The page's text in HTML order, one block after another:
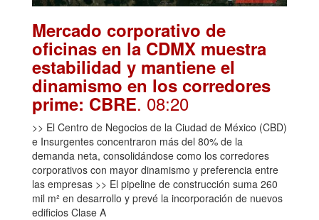
Mercado corporativo de
oficinas en la CDMX muestra
estabilidad y mantiene el
dinamismo en los corredores
prime: CBRE. 08:20
>> El Centro de Negocios de la Ciudad de México (CBD)
e Insurgentes concentraron más del 80% de la
demanda neta, consolidándose como los corredores
corporativos con mayor dinamismo y preferencia entre
las empresas >> El pipeline de construcción suma 260
mil m² en desarrollo y prevé la incorporación de nuevos
edificios Clase A